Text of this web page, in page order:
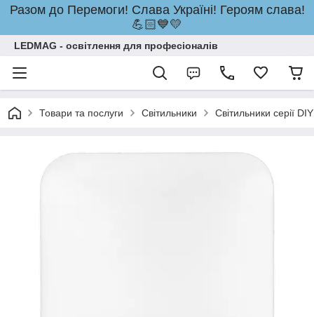
Разом до Перемоги! Слава Україні! Героям слава!
💪🏻💙💛
LEDMAG - освітлення для професіоналів
Товари та послуги Світильники Світильники серії DIY